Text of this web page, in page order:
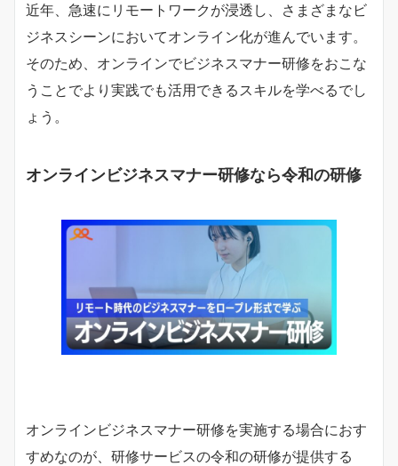
近年、急速にリモートワークが浸透し、さまざまなビ
ジネスシーンにおいてオンライン化が進んでいます。
そのため、オンラインでビジネスマナー研修をおこな
うことでより実践でも活用できるスキルを学べるでし
ょう。
オンラインビジネスマナー研修なら令和の研修
オンラインビジネスマナー研修を実施する場合におす
すめなのが、研修サービスの令和の研修が提供する